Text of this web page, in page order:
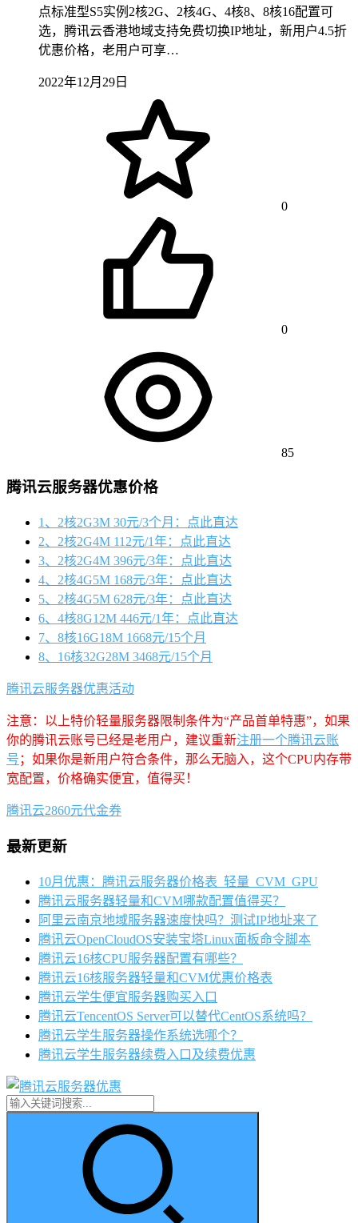
点标准型S5实例2核2G、2核4G、4核8、8核16配置可
选，腾讯云香港地域支持免费切换IP地址，新用户4.5折
优惠价格，老用户可享…
2022年12月29日
0
0
85
腾讯云服务器优惠价格
1、2核2G3M 30元/3个月：点此直达
2、2核2G4M 112元/1年：点此直达
3、2核2G4M 396元/3年：点此直达
4、2核4G5M 168元/3年：点此直达
5、2核4G5M 628元/3年：点此直达
6、4核8G12M 446元/1年：点此直达
7、8核16G18M 1668元/15个月
8、16核32G28M 3468元/15个月
腾讯云服务器优惠活动
注意：以上特价轻量服务器限制条件为“产品首单特惠”，如果
你的腾讯云账号已经是老用户，建议重新注册一个腾讯云账
号 ；如果你是新用户符合条件，那么无脑入，这个CPU内存带
宽配置，价格确实便宜，值得买！
腾讯云2860元代金券
最新更新
10月优惠：腾讯云服务器价格表_轻量_CVM_GPU
腾讯云服务器轻量和CVM哪款配置值得买？
阿里云南京地域服务器速度快吗？测试IP地址来了
腾讯云OpenCloudOS安装宝塔Linux面板命令脚本
腾讯云16核CPU服务器配置有哪些？
腾讯云16核服务器轻量和CVM优惠价格表
腾讯云学生便宜服务器购买入口
腾讯云TencentOS Server可以替代CentOS系统吗？
腾讯云学生服务器操作系统选哪个？
腾讯云学生服务器续费入口及续费优惠